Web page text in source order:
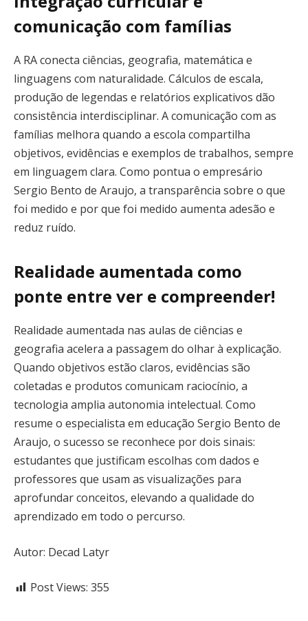
comunicação com famílias
A RA conecta ciências, geografia, matemática e
linguagens com naturalidade. Cálculos de escala,
produção de legendas e relatórios explicativos dão
consistência interdisciplinar. A comunicação com as
famílias melhora quando a escola compartilha
objetivos, evidências e exemplos de trabalhos, sempre
em linguagem clara. Como pontua o empresário
Sergio Bento de Araujo, a transparência sobre o que
foi medido e por que foi medido aumenta adesão e
reduz ruído.
Realidade aumentada como
ponte entre ver e compreender!
Realidade aumentada nas aulas de ciências e
geografia acelera a passagem do olhar à explicação.
Quando objetivos estão claros, evidências são
coletadas e produtos comunicam raciocínio, a
tecnologia amplia autonomia intelectual. Como
resume o especialista em educação Sergio Bento de
Araujo, o sucesso se reconhece por dois sinais:
estudantes que justificam escolhas com dados e
professores que usam as visualizações para
aprofundar conceitos, elevando a qualidade do
aprendizado em todo o percurso.
Autor: Decad Latyr
Post Views: 355